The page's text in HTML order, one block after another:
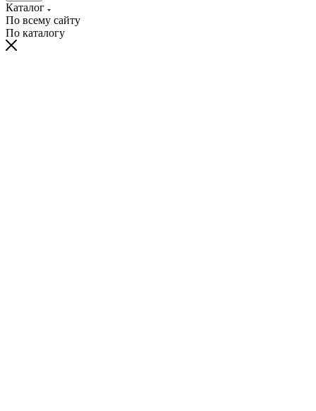
Каталог
По всему сайту
По каталогу